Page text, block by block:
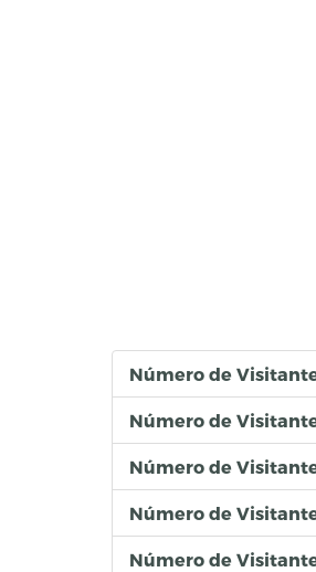
Número de
Número de
Número de
Número de
Número de